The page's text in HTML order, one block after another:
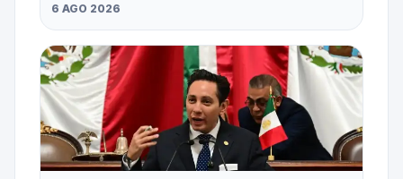
6 AGO 2026